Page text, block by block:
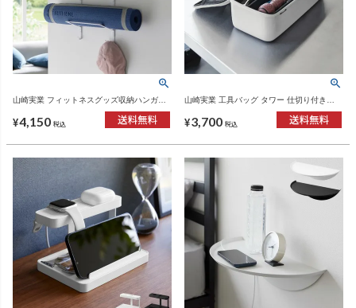
山崎実業 フィットネスグッズ収納ハンガー
タワー tower | インテリア雑貨・タワーシリ
ーズ
¥4,150 税込
山崎実業 工具バッグ タワー 仕切り付き
tower | インテリア雑貨・タワーシリーズ
¥3,700 税込